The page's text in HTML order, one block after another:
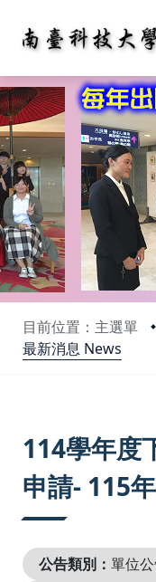
目前位置：主選單
最新消息 News
:::
114學年度
申請- 115
公告類別： 單位